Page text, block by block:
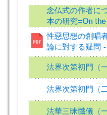
念仏式の作者に
本の研究=On
性惡思想の創唱
論に對する疑問 -
法界次第初門（
法界次第初門（
法華三昧懺儀（